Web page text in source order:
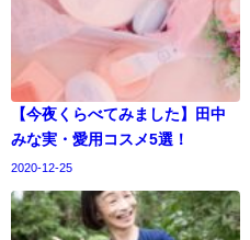
【今夜くらべてみました】田中
みな実・愛用コスメ5選！
2020-12-25